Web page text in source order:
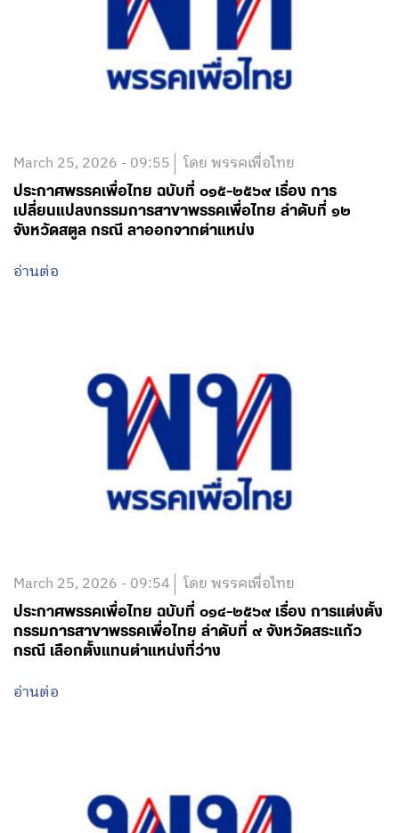
March 25, 2026 - 09:55 โดย พรรคเพื่อไทย
ประกาศพรรคเพื่อไทย ฉบับที่ ๐๑๕-๒๕๖๙ เรื่อง การ
เปลี่ยนแปลงกรรมการสาขาพรรคเพื่อไทย ลำดับที่ ๑๒
จังหวัดสตูล กรณี ลาออกจากตำแหน่ง
อ่านต่อ
March 25, 2026 - 09:54 โดย พรรคเพื่อไทย
ประกาศพรรคเพื่อไทย ฉบับที่ ๐๑๔-๒๕๖๙ เรื่อง การแต่งตั้ง
กรรมการสาขาพรรคเพื่อไทย ลำดับที่ ๙ จังหวัดสระแก้ว
กรณี เลือกตั้งแทนตำแหน่งที่ว่าง
อ่านต่อ